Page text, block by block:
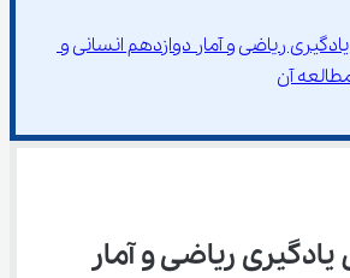
ریاضی و آمار دوازدهم انسانی و
آن
ریاضی و آمار